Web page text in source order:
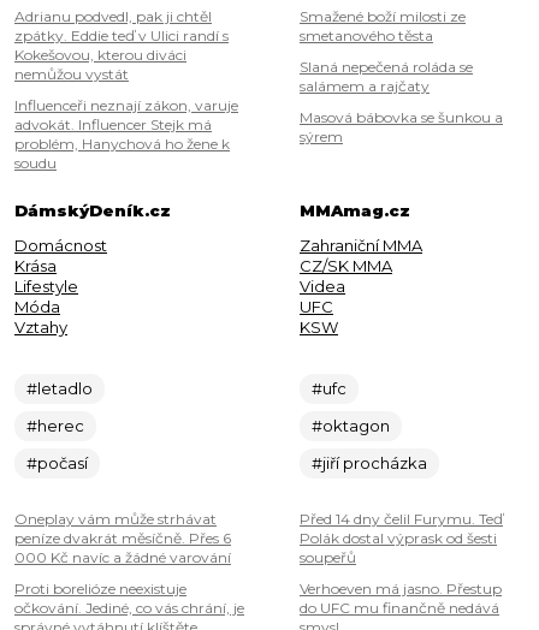
Adrianu podvedl, pak ji chtěl
zpátky. Eddie teď v Ulici randí s
Kokešovou, kterou diváci
nemůžou vystát
Influenceři neznají zákon, varuje
advokát. Influencer Stejk má
problém, Hanychová ho žene k
soudu
Smažené boží milosti ze
smetanového těsta
Slaná nepečená roláda se
salámem a rajčaty
Masová bábovka se šunkou a
sýrem
DámskýDeník.cz
Domácnost
Krása
Lifestyle
Móda
Vztahy
#letadlo
#herec
#počasí
Oneplay vám může strhávat
peníze dvakrát měsíčně. Přes 6
000 Kč navíc a žádné varování
Proti borelióze neexistuje
očkování. Jediné, co vás chrání, je
MMAmag.cz
Zahraniční MMA
CZ/SK MMA
Videa
UFC
KSW
#ufc
#oktagon
#jiří procházka
Před 14 dny čelil Furymu. Teď
Polák dostal výprask od šesti
soupeřů
Verhoeven má jasno. Přestup
do UFC mu finančně nedává